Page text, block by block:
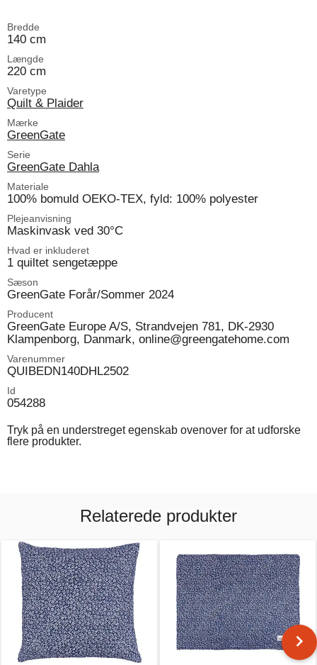
Bredde
140 cm
Længde
220 cm
Varetype
Quilt & Plaider
Mærke
GreenGate
Serie
GreenGate Dahla
Materiale
100% bomuld OEKO-TEX, fyld: 100% polyester
Plejeanvisning
Maskinvask ved 30°C
Hvad er inkluderet
1 quiltet sengetæppe
Sæson
GreenGate Forår/Sommer 2024
Producent
GreenGate Europe A/S, Strandvejen 781, DK-2930
Klampenborg, Danmark, online@greengatehome.com
Varenummer
QUIBEDN140DHL2502
Id
054288
Tryk på en understreget egenskab ovenover for at udforske
flere produkter.
Relaterede produkter